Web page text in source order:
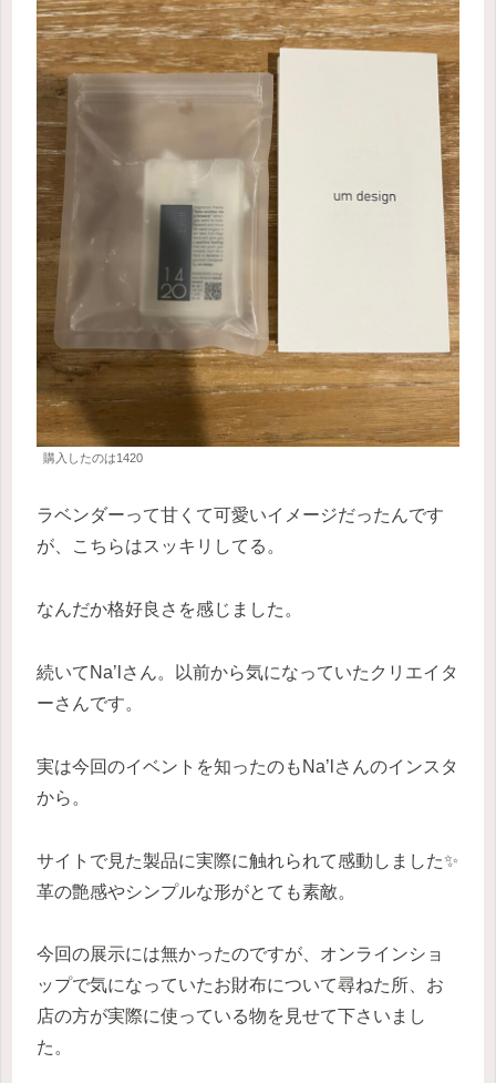
購入したのは1420
ラベンダーって甘くて可愛いイメージだったんです
が、こちらはスッキリしてる。
なんだか格好良さを感じました。
続いてNa’lさん。以前から気になっていたクリエイタ
ーさんです。
実は今回のイベントを知ったのもNa’lさんのインスタ
から。
サイトで見た製品に実際に触れられて感動しました✨
革の艶感やシンプルな形がとても素敵。
今回の展示には無かったのですが、オンラインショ
ップで気になっていたお財布について尋ねた所、お
店の方が実際に使っている物を見せて下さいまし
た。